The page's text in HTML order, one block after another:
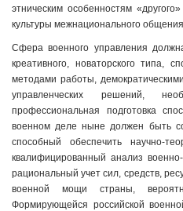
этническим особенностям
культуры межнационального
Сфера военного управления
креативного, новаторского типа,
методами работы,
управленческих решений,
профессиональная подготовка
военном деле ныне должен быть
способный обеспечить научно-
квалифицированный анализ
рациональный учет сил, средств,
военной мощи страны,
Формирующейся российской